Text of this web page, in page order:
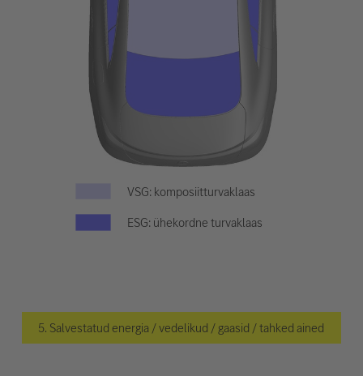
VSG: komposiitturvaklaas
ESG: ühekordne turvaklaas
5. Salvestatud energia / vedelikud / gaasid / tahked ained